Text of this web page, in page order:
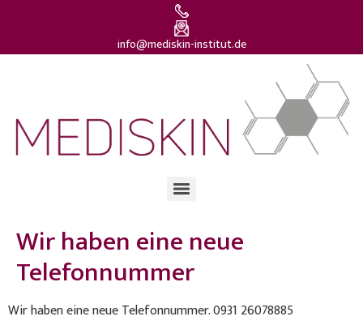
info@mediskin-institut.de
Wir haben eine neue
Telefonnummer
Wir haben eine neue Telefonnummer. 0931 26078885